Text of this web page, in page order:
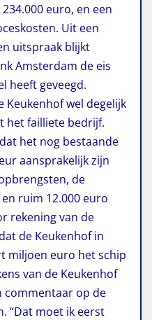
euro, en een
Uit een
uitspraak blijkt
Amsterdam de eis
heeft geveegd.
Keukenhof wel degelijk
het failliete bedrijf.
het nog bestaande
aansprakelijk zijn
de
ruim 12.000 euro
rekening van de
de Keukenhof in
miljoen euro het schip
van de Keukenhof
commentaar op de
“Dat moet ik eerst